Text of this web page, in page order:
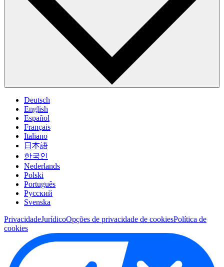
Deutsch
English
Español
Français
Italiano
日本語
한국인
Nederlands
Polski
Português
Pусский
Svenska
PrivacidadeJurídicoOpções de privacidade de cookiesPolítica de
cookies